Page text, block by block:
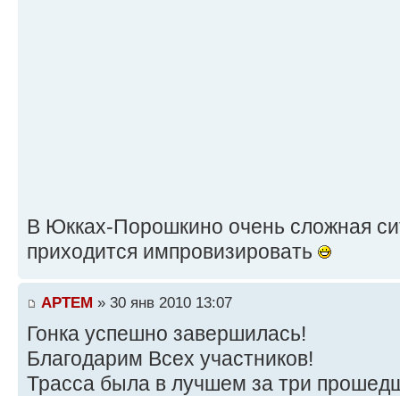
В Юкках-Порошкино очень сложная
приходится импровизировать
APTEM » 30 янв 2010 13:07
Гонка успешно завершилась!
Благодарим Всех участников!
Трасса была в лучшем за три